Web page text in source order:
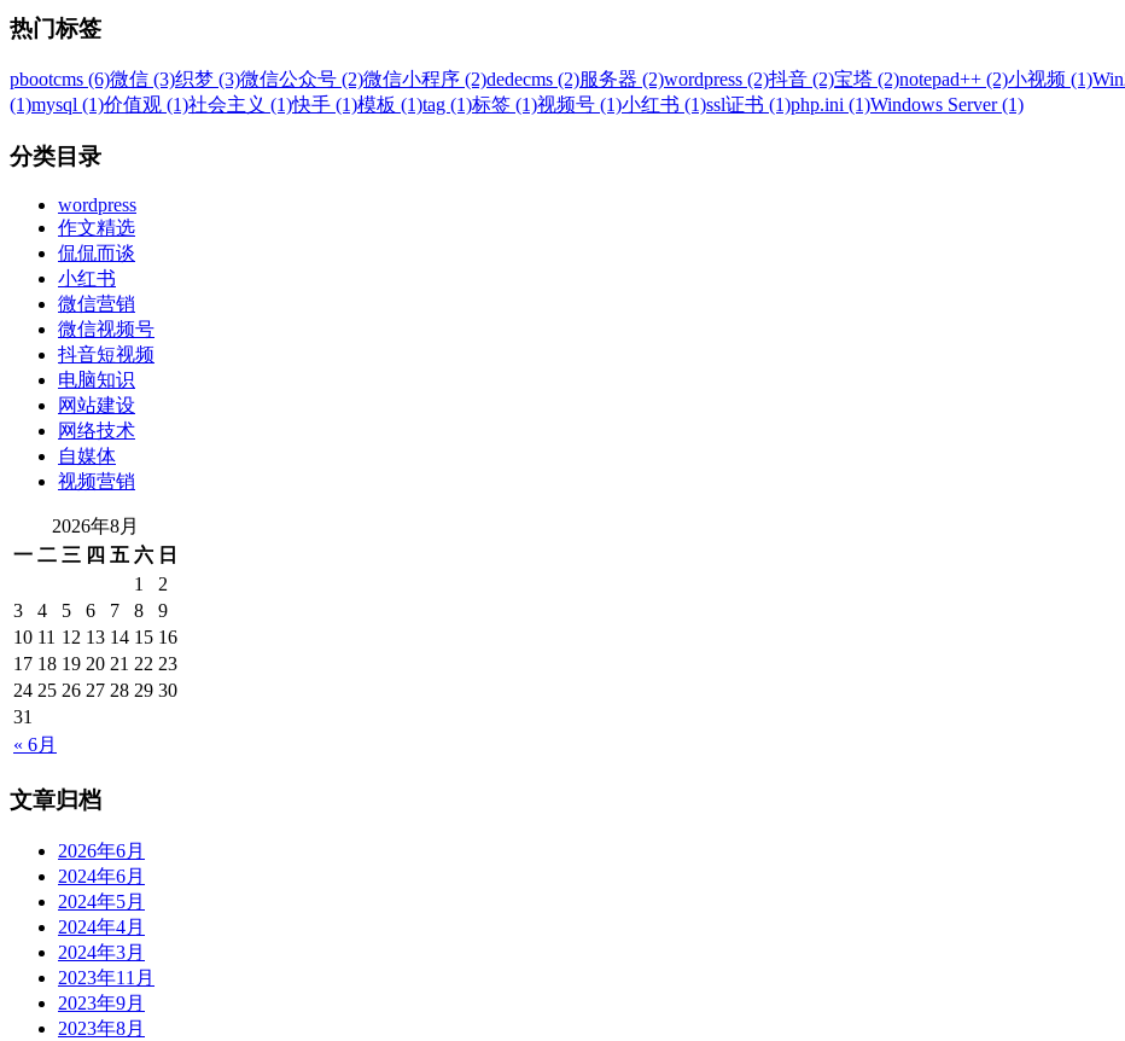
热门标签
pbootcms (6)微信 (3)织梦 (3)微信公众号 (2)微信小程序 (2)dedecms (2)服务器 (2)wordpress (2)抖音 (2)宝塔 (2)notepad++ (2)小视频 (1)
(1)mysql (1)价值观 (1)社会主义 (1)快手 (1)模板 (1)tag (1)标签 (1)视频号 (1)小红书 (1)ssl证书 (1)php.ini (1)Windows Server (1)
分类目录
wordpress
作文精选
侃侃而谈
小红书
微信营销
微信视频号
抖音短视频
电脑知识
网站建设
网络技术
自媒体
视频营销
2026年8月
一 二 三 四 五 六 日
« 6月
1
2
3
4 5 6 7 8
9
10 11 12 13 14 15 16
17 18 19 20 21 22 23
24 25 26 27 28 29 30
31
文章归档
2026年6月
2024年6月
2024年5月
2024年4月
2024年3月
2023年11月
2023年9月
2023年8月